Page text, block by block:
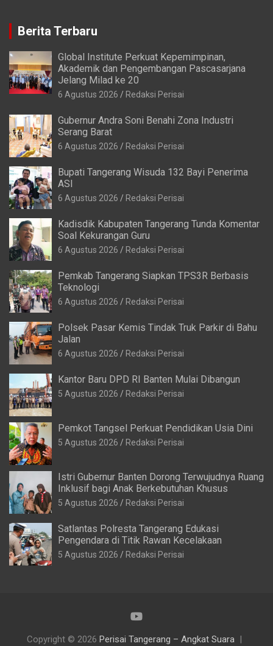
6 Agustus 2026
ASI
6 Agustus 2026 Redaksi Perisai
Kadisdik Kabupaten Tangerang Tunda Komentar
6 Agustus 2026
Pemkab Tangerang Siapkan TPS3R Berbasis
6 Agustus 2026 Redaksi Perisai
Polsek Pasar Kemis Tindak Truk Parkir di Bahu
6 Agustus 2026 Redaksi Perisai
Kantor Baru DPD RI Banten Mulai Dibangun
5 Agustus 2026 Redaksi Perisai
Pemkot Tangsel Perkuat Pendidikan Usia Dini
Istri Gubernur Banten Dorong Terwujudnya Ruang
5 Agustus 2026 Redaksi Perisai
5 Agustus 2026 Redaksi Perisai
Copyright © 2026
Theme by: Theme Horse Proudly Powered by:WordPress